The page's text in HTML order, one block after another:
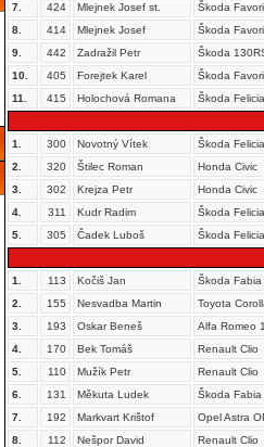
7.
424 Mlejnek Josef st.
Škoda
8.
414 Mlejnek Josef
Škoda
9.
442 Zadražil Petr
Škoda
10.
405 Forejtek Karel
Škoda
11.
415 Holochová Romana Škoda
1. 300 Novotný Vítek
Škoda
2.
320 Štilec Roman
Honda Civic
3.
302 Krejza Petr
Honda Civic
4.
311 Kudr Radim
Škoda
5.
305 Čadek Luboš Škoda
1. 113 Kočiš Jan
Škoda Fabia
2.
155 Nesvadba Martin
Toyota
3.
193 Oskar Beneš
Alfa Romeo
4.
170 Bek Tomáš
Renault Clio
5.
110 Mužík Petr
Renault Clio
6.
131 Měkuta Ludek
Škoda Fabia
7.
192 Markvart Krištof
Opel Astra
8.
112 Nešpor David
Renault Clio